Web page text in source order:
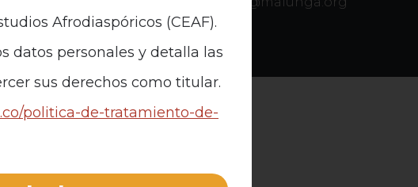
Afrodiaspóricos (CEAF).
datos personales y detalla las
sus derechos como titular.
politica-de-tratamiento-de-